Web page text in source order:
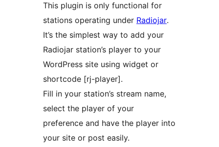
This plugin is only functional for
stations operating under Radiojar.
It’s the simplest way to add your
Radiojar station’s player to your
WordPress site using widget or
shortcode [rj-player].
Fill in your station’s stream name,
select the player of your
preference and have the player into
your site or post easily.